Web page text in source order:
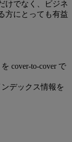
けでなく、ビジネ
方にとっても有益
cover-to-cover で
デックス情報を